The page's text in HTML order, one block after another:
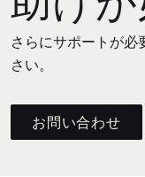
さらにサポートが必
さい。
お問い合わせ